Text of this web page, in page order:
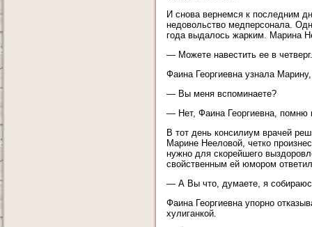
И снова вернемся к последним
недовольство медперсонала.
года выдалось жарким. Марина
— Можете навестить ее в
Фаина Георгиевна узнала
— Вы меня вспоминаете?
— Нет, Фаина Георгиевна, помню
В тот день консилиум врачей
Марине Нееловой, четко
нужно для скорейшего
свойственным ей юмором
— А Вы что, думаете, я
Фаина Георгиевна упорно
хулиганкой.